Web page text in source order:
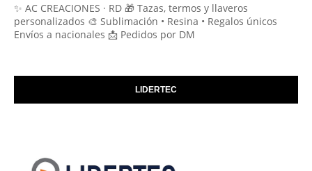
✨ AC CREACIONES · RD 🎁 Tazas, termos y llaveros
personalizados 🎨 Sublimación • Resina • Regalos únicos
Envíos a nacionales 📩 Pedidos por DM
LIDERTEC